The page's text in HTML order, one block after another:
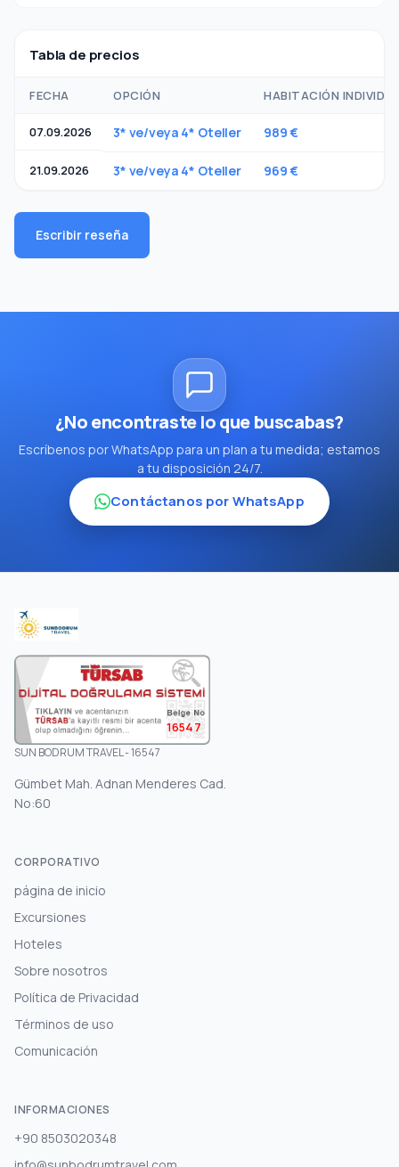
Tabla de precios
FECHA OPCIÓN HABITACIÓN
07.09.2026 3* ve/veya 4* Oteller 989 €
21.09.2026 3* ve/veya 4* Oteller 969 €
Escribir reseña
¿No encontraste lo que buscabas?
Escríbenos por WhatsApp para un plan a tu medida; estamos
a tu disposición 24/7.
Contáctanos por WhatsApp
16547
SUN BODRUM TRAVEL - 16547
Gümbet Mah. Adnan Menderes Cad.
No:60
CORPORATIVO
página de inicio
Excursiones
Hoteles
Sobre nosotros
Política de Privacidad
Términos de uso
Comunicación
INFORMACIONES
+90 8503020348